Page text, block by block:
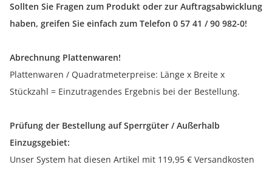
Sollten Sie Fragen zum Produkt oder zur Auftragsabwicklung
haben, greifen Sie einfach zum Telefon 0 57 41 / 90 982-0!
Abrechnung Plattenwaren!
Plattenwaren / Quadratmeterpreise: Länge x Breite x
Stückzahl = Einzutragendes Ergebnis bei der Bestellung.
Prüfung der Bestellung auf Sperrgüter / Außerhalb
Einzugsgebiet:
Unser System hat diesen Artikel mit 119,95 € Versandkosten